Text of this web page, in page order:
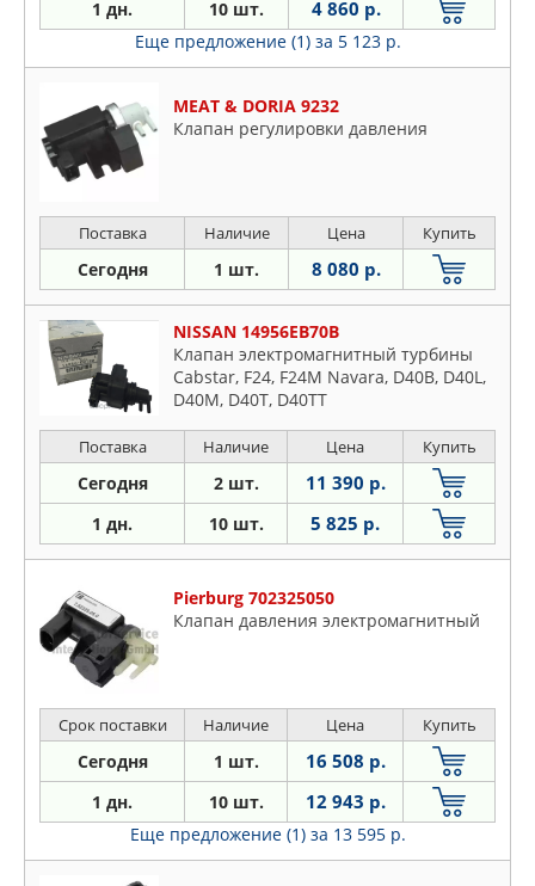
1 дн. 10 шт. 4 860 р.
Еще предложение (1) за 5 123 р.
MEAT & DORIA 9232
Клапан регулировки давления
Поставка Наличие Цена Купить
Сегодня 1 шт. 8 080 р.
NISSAN 14956EB70B
Клапан электромагнитный турбины
Cabstar, F24, F24M Navara, D40B, D40L,
D40M, D40T, D40TT
Поставка Наличие Цена Купить
Сегодня 2 шт. 11 390 р.
1 дн. 10 шт. 5 825 р.
Pierburg 702325050
Клапан давления электромагнитный
Срок поставки Наличие Цена Купить
Сегодня 1 шт. 16 508 р.
1 дн. 10 шт. 12 943 р.
Еще предложение (1) за 13 595 р.